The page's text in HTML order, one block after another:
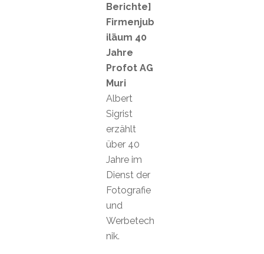
Berichte]
Firmenjub
iläum 40
Jahre
Profot AG
Muri
Albert
Sigrist
erzählt
über 40
Jahre im
Dienst der
Fotografie
und
Werbetech
nik.